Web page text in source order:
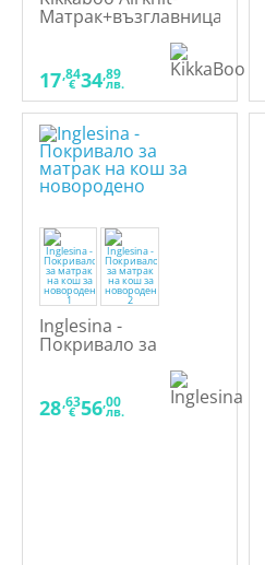
Матрак+възглавница
за кош за
новородено 75/30
cm
17,84
€ 34,89
лв.
Inglesina -
Покривало за
матрак на кош за
28,63
€ 56,00
лв.